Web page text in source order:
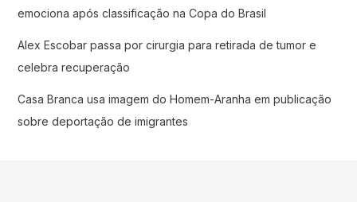
emociona após classificação na Copa do Brasil
Alex Escobar passa por cirurgia para retirada de tumor e
celebra recuperação
Casa Branca usa imagem do Homem-Aranha em publicação
sobre deportação de imigrantes